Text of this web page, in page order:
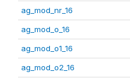
ag_mod_nr_16
ag_mod_o_16
ag_mod_o1_16
ag_mod_o2_16